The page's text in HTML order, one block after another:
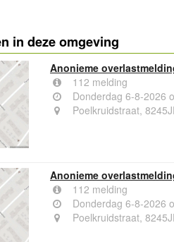
in deze omgeving
Anonieme
112 melding
Donderdag 6-8-2026
Poelkruidstraat,
Anonieme
112 melding
Donderdag 6-8-2026
Poelkruidstraat,